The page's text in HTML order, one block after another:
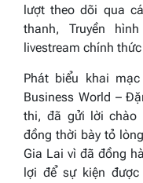
lượt theo dõi qua
thanh, Truyền
livestream chính
Phát biểu khai
Business World –
thi, đã gửi lời chào
đồng thời bày tỏ
Gia Lai vì đã đồng
lợi để sự kiện